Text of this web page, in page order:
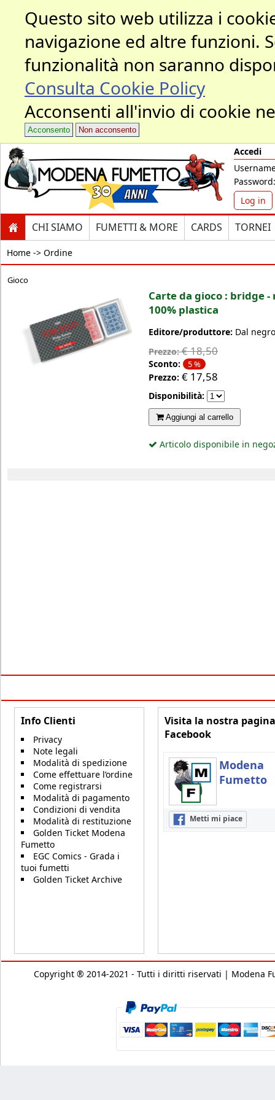
Questo sito web utilizza i
navigazione ed altre funzioni.
funzionalità non saranno
Consulta Cookie Policy
Acconsenti all'invio di cookie
Acconsento Non acconsento
Accedi
Password:
Log in
CHI SIAMO FUMETTI & MORE CARDS TORNEI
Home -> Ordine
Gioco
Carte da gioco : bridge
100% plastica
Editore/produttore: Dal negro
Prezzo:€ 18,50
Sconto: 5 %
Prezzo: € 17,58
Disponibilità:
Aggiungi al carrello
Articolo disponibile in
Info Clienti
Privacy
Note legali
Modalità di spedizione
Come effettuare l’ordine
Come registrarsi
Modalità di pagamento
Condizioni di vendita
Modalità di restituzione
Golden Ticket Modena
Fumetto
EGC Comics - Grada i
tuoi fumetti
Golden Ticket Archive
Visita la nostra pagina
Facebook
Modena
Fumetto
Metti mi piace
Copyright ® 2014-2021 - Tutti i diritti riservati | Modena